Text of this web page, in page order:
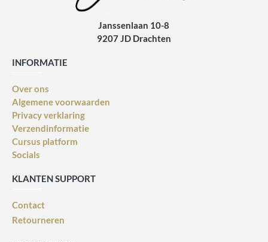
Janssenlaan 10-8
9207 JD Drachten
INFORMATIE
Over ons
Algemene voorwaarden
Privacy verklaring
Verzendinformatie
Cursus platform
Socials
KLANTEN SUPPORT
Contact
Retourneren